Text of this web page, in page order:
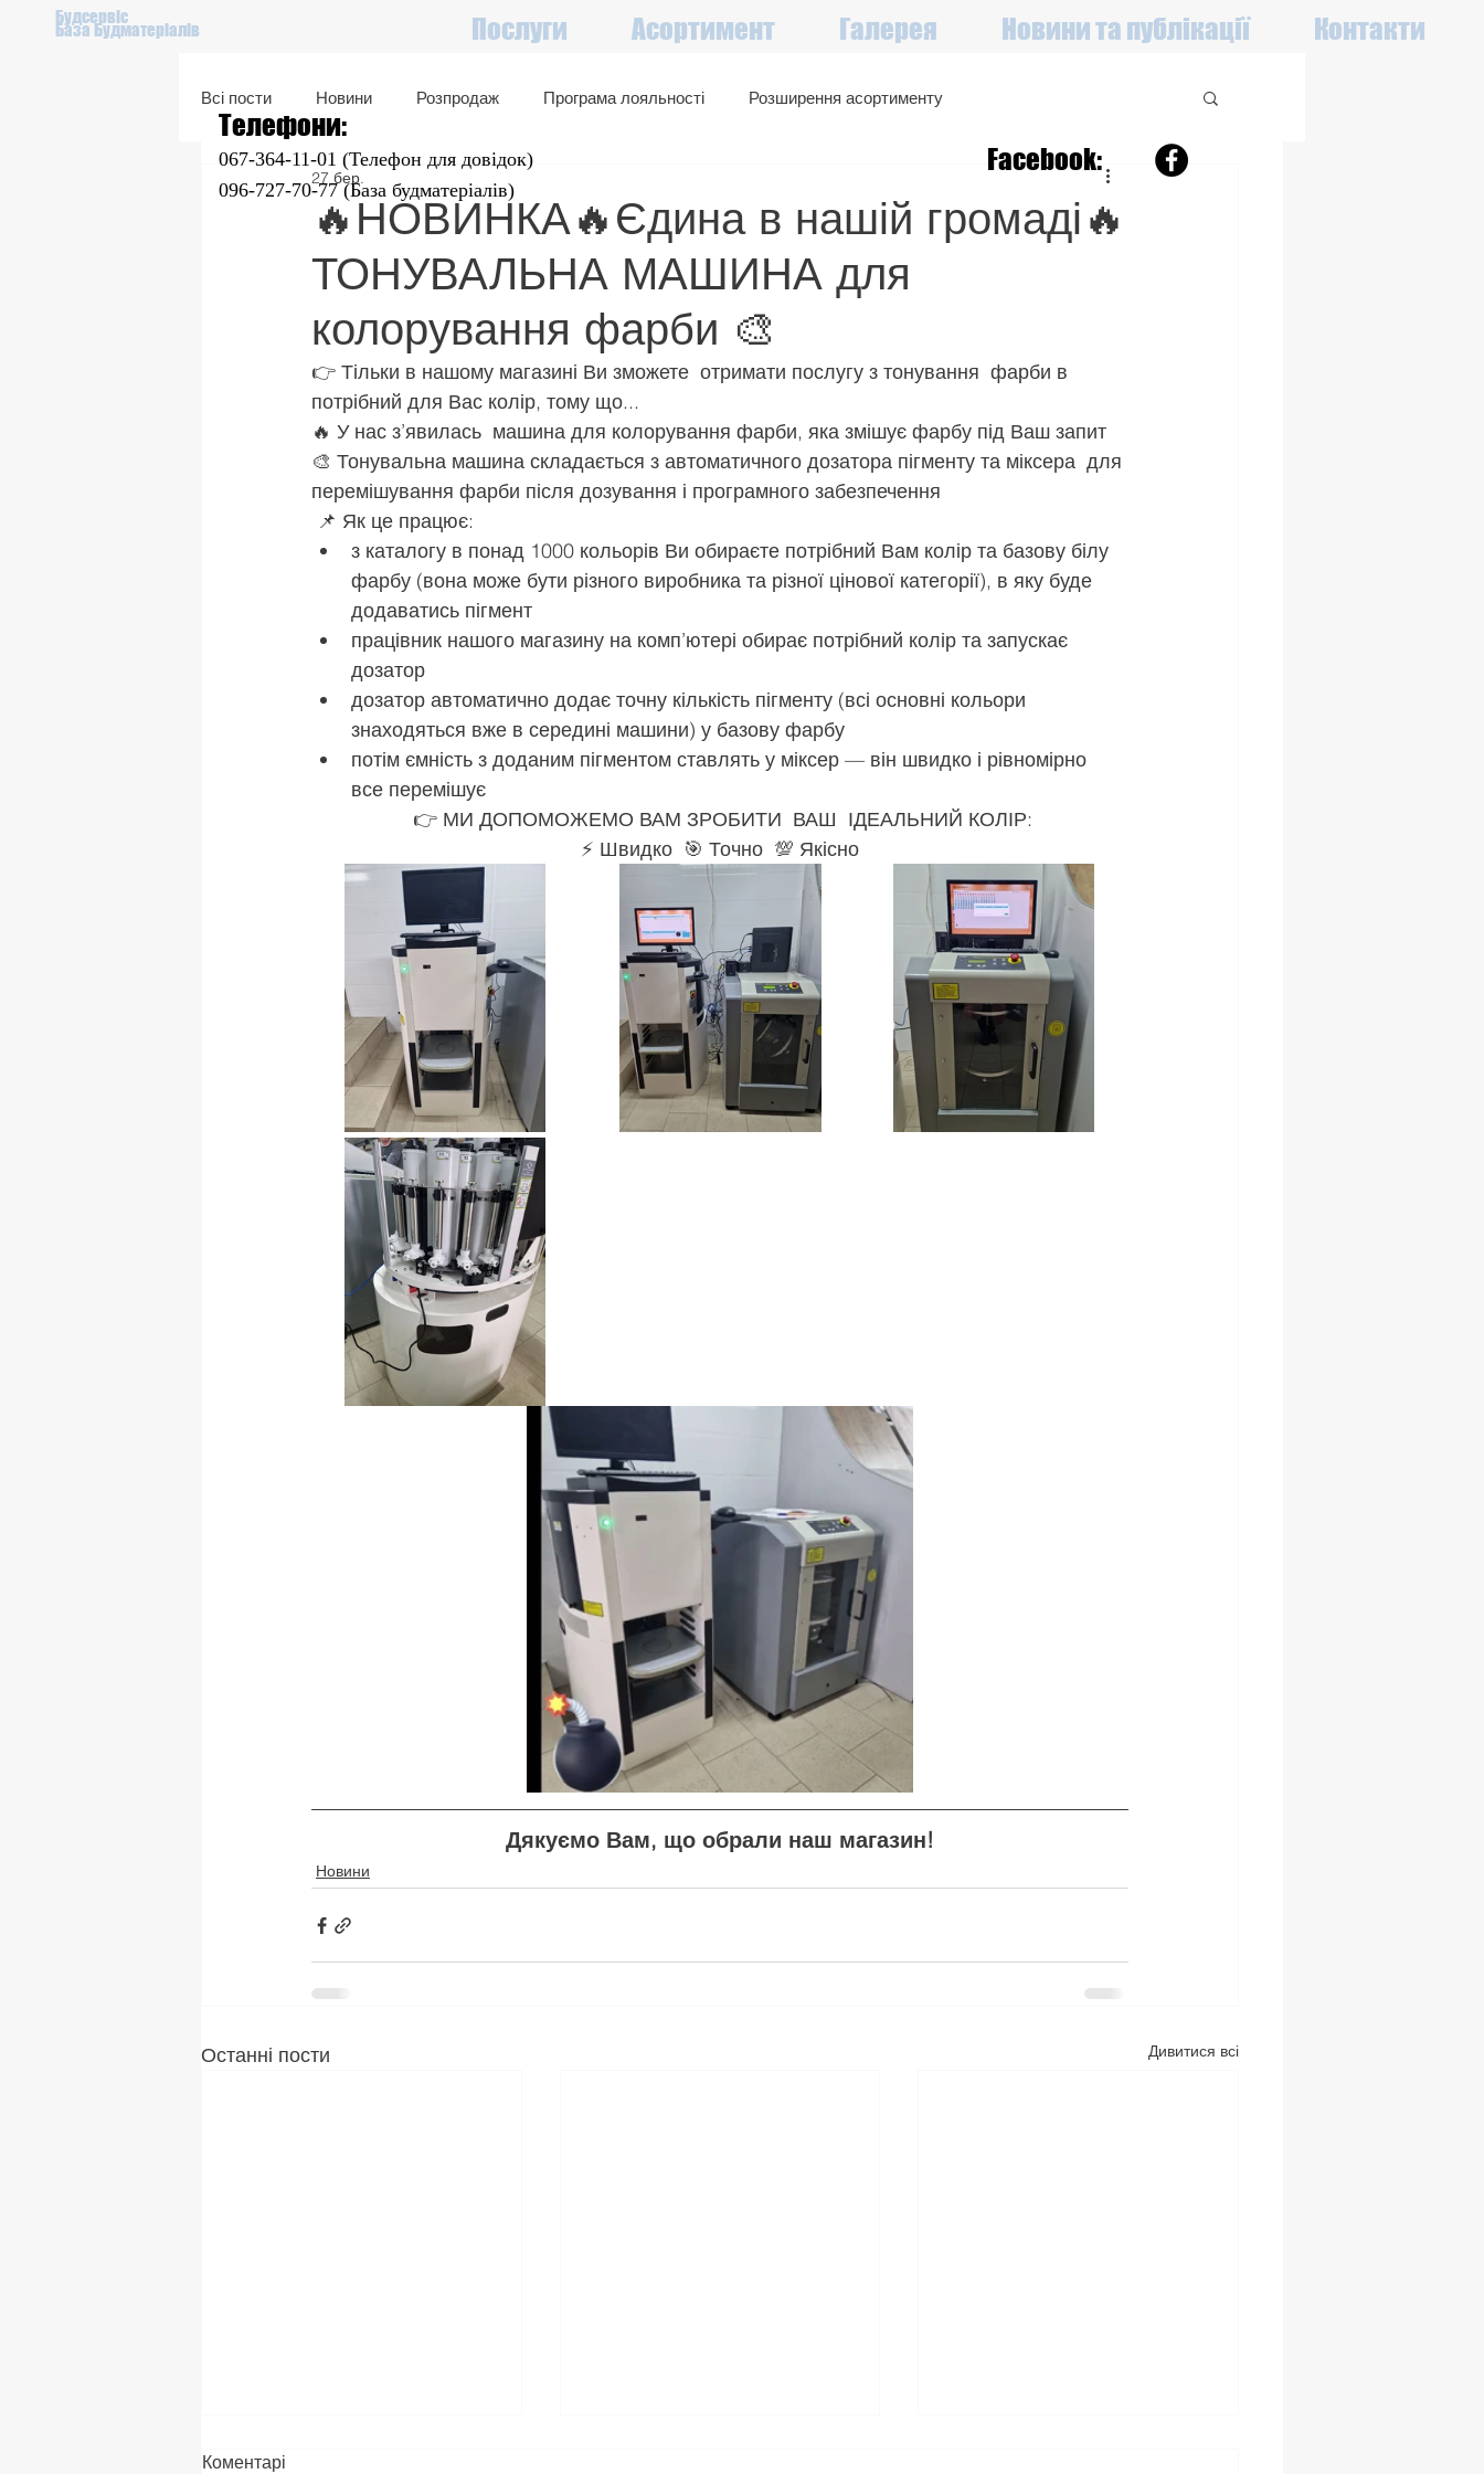
Будсервіс
База Будматеріалів Послуги Асортимент Галерея Новини та публікації Контакти
Всі пости Новини Розпродаж Програма лояльності Розширення асортименту
Подарунковий сертифікат Великий вибір в наявності
🔥НОВИНКА🔥Єдина в нашій громаді🔥
ТОНУВАЛЬНА МАШИНА для
колорування фарби 🎨
27 бер.
👉 Тільки в нашому магазині Ви зможете  отримати послугу з тонування  фарби в
потрібний для Вас колір, тому що...
🔥 У нас з’явилась  машина для колорування фарби, яка змішує фарбу під Ваш запит
🎨 Тонувальна машина складається з автоматичного дозатора пігменту та міксера  для
перемішування фарби після дозування і програмного забезпечення
📌 Як це працює:
з каталогу в понад 1000 кольорів Ви обираєте потрібний Вам колір та базову білу
фарбу (вона може бути різного виробника та різної цінової категорії), в яку буде
додаватись пігмент
працівник нашого магазину на комп’ютері обирає потрібний колір та запускає
дозатор
дозатор автоматично додає точну кількість пігменту (всі основні кольори
знаходяться вже в середині машини) у базову фарбу
потім ємність з доданим пігментом ставлять у міксер — він швидко і рівномірно
все перемішує
👉 МИ ДОПОМОЖЕМО ВАМ ЗРОБИТИ  ВАШ  ІДЕАЛЬНИЙ КОЛІР:
⚡ Швидко  🎯 Точно  💯 Якісно
Дякуємо Вам, що обрали наш магазин!
Новини
Останні пости Дивитися всі
Коментарі
Телефони:
067-364-11-01 (Телефон для довідок)
096-727-70-77 (База будматеріалів)
Facebook: